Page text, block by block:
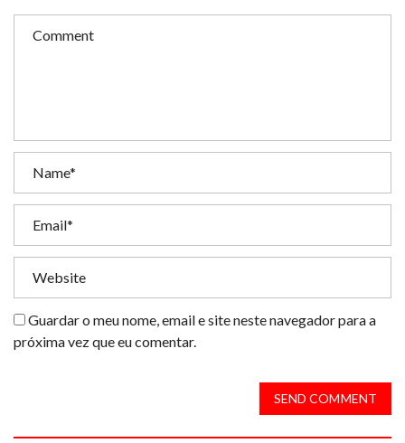
Guardar o meu nome, email e site neste navegador para a
próxima vez que eu comentar.
SEND COMMENT